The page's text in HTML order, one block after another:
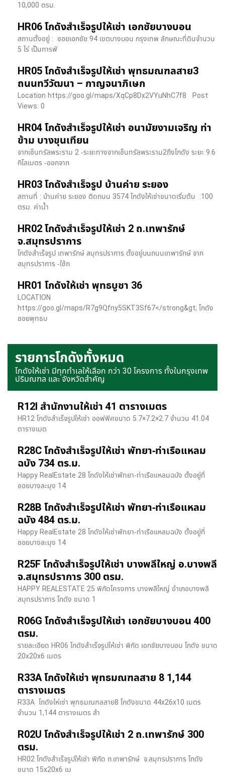
10,000 ตรม.
HR06 โกดังสำเร็จรูปให้เช่า เอกชัยบางบอน
สถานตั้งอยู่ : ซอยเอกชัย 94 เขตบางบอน กรุงเทพ ลักษณะที่ดินจำนวน
5 ไร่ เป็นการพั
HR05 โกดังสำเร็จรูปให้เช่า พุทธมณฑลสาย3
ถนนทวีวัฒนา – กาญจนาภิเษก
Location https://goo.gl/maps/XqCp8Dx2VYuNhC7f8 Post
Views: 0
HR04 โกดังสำเร็จรูปให้เช่า อนามัยงามเจริญ ท่า
ข้าม บางขุนเทียน
จากเซ็นทรัลพระราม 2 -ระยะทางจากเซ็นทรัลพระราม2ถึงโกดัง ระยะ 9.6
กิโลเมตร -ออกจาก
HR03 โกดังสำเร็จรูป บ้านค่าย ระยอง
สถานที่ : บ้านค่าย ระยอง ติดถนน 3574 โกดังให้เช่าขนาดเริ่มต้น :100
ตรม. ค่าน้ำ
HR02 โกดังสำเร็จรูปให้เช่า 2 ถ.เทพารักษ์
จ.สมุทรปราการ
โกดังสำเร็จรูป เทพารักษ์ สมุทรปราการ ตั้งอยู่บนถนนเทพารักษ์ จาก
สมุทรปราการ -ใช้ถ
HR01 โกดังให้เช่า พุทธบูชา 36
LOCATION
https://goo.gl/maps/R7g9Qfny5SKT3Sf67</strong&gt; โกดัง
ซอยพุทธบ
รายการโกดังทั้งหมด
โกดังให้เช่า มีทุกทำเลให้เลือก กว่า 30 โครงการ ทั้งในกรุงเทพ
ปริมณฑล และ จังหวัดสำคัญ
R12I สำนักงานให้เช่า 41 ตารางเมตร
HR12 โกดังสำเร็จรูปให้เช่า ออฟฟิศขนาด 5.7×7.2×2.7 จำนวน 41.04
ตารางเมต
R28C โกดังสำเร็จรูปให้เช่า พัทยา-ท่าเรือแหลม
ฉบัง 734 ตร.ม.
Happy RealEstate 28 โกดังให้เช่าพัทยา-ท่าเรือแหลมฉบัง ตั้งอยู่ที่
ซอยบางละมุง 14
R28B โกดังสำเร็จรูปให้เช่า พัทยา-ท่าเรือแหลม
ฉบัง 484 ตร.ม.
Happy RealEstate 28 โกดังให้เช่าพัทยา-ท่าเรือแหลมฉบัง ตั้งอยู่ที่
ซอยบางละมุง 14
R25F โกดังสำเร็จรูปให้เช่า บางพลีใหญ่ อ.บางพลี
จ.สมุทรปราการ 300 ตรม.
HAPPY REALESTATE 25 พิกัดโครงการ บางพลีใหญ่ อำเภอบางพลี
สมุทรปราการ โกดัง ขนาด 1
R06G โกดังสำเร็จรูปให้เช่า เอกชัยบางบอน 400
ตรม.
รายละเอียด HR06 โกดังสำเร็จรูปให้เช่า พิกัด เอกชัยบางบอน โกดัง ขนาด
20x20x6 เมตร
R33A โกดังให้เช่า พุทธมณฑลสาย 8 1,144
ตารางเมตร
R33A โกดังให่เช่า พุทธมณฑลสาย8 โกดังขนาด 44x26x10 เมตร
จำนวน 1,144 ตารางเมตร สำ
R02U โกดังสำเร็จรูปให้เช่า 2 ถ.เทพารักษ์ 300
ตรม.
HR02 โกดังสำเร็จรูปให้เช่า พิกัด ถ.เทพารักษ์ จ.สมุทรปราการ โกดัง
ขนาด 15x20x6 เม